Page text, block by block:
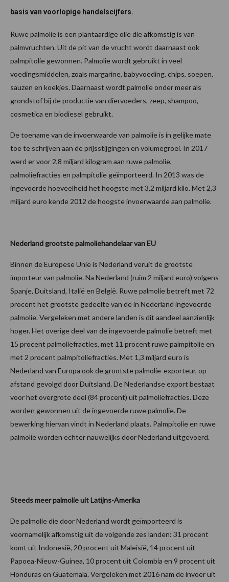
basis van voorlopige handelscijfers.
Ruwe palmolie is een plantaardige olie die afkomstig is van
palmvruchten. Uit de pit van de vrucht wordt daarnaast ook
palmpitolie gewonnen. Palmolie wordt gebruikt in veel
voedingsmiddelen, zoals margarine, babyvoeding, chips, soepen,
sauzen en koekjes. Daarnaast wordt palmolie onder meer als
grondstof bij de productie van diervoeders, zeep, shampoo,
cosmetica en biodiesel gebruikt.
De toename van de invoerwaarde van palmolie is in gelijke mate
toe te schrijven aan de prijsstijgingen en volumegroei. In 2017
werd er voor 2,8 miljard kilogram aan ruwe palmolie,
palmoliefracties en palmpitolie geïmporteerd. In 2013 was de
ingevoerde hoeveelheid het hoogste met 3,2 miljard kilo. Met 2,3
miljard euro kende 2012 de hoogste invoerwaarde aan palmolie.
Nederland grootste palmoliehandelaar van EU
Binnen de Europese Unie is Nederland veruit de grootste
importeur van palmolie. Na Nederland (ruim 2 miljard euro) volgens
Spanje, Duitsland, Italië en België. Ruwe palmolie betreft met 72
procent het grootste gedeelte van de in Nederland ingevoerde
palmolie. Vergeleken met andere landen is dit aandeel aanzienlijk
hoger. Het overige deel van de ingevoerde palmolie betreft met
15 procent palmoliefracties, met 11 procent ruwe palmpitolie en
met 2 procent palmpitoliefracties. Met 1,3 miljard euro is
Nederland van Europa ook de grootste palmolie-exporteur, op
afstand gevolgd door Duitsland. De Nederlandse export bestaat
voor het overgrote deel (84 procent) uit palmoliefracties. Deze
worden gewonnen uit de ingevoerde ruwe palmolie. De
bewerking hiervan vindt in Nederland plaats. Palmpitolie en ruwe
palmolie worden echter nauwelijks door Nederland uitgevoerd.
Steeds meer palmolie uit Latijns-Amerika
De palmolie die door Nederland wordt geïmporteerd is
voornamelijk afkomstig uit de volgende zes landen: 31 procent
komt uit Indonesië, 20 procent uit Maleisië, 14 procent uit
Papoea-Nieuw-Guinea, 10 procent uit Colombia en 9 procent uit
Honduras en Guatemala. Vergeleken met 2016 nam de invoer uit